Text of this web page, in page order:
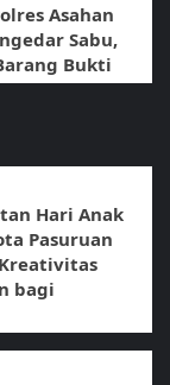
Asahan
Sabu,
Bukti
Hari Anak
Pasuruan
bagi